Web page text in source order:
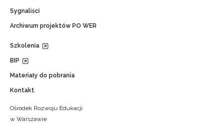
Sygnaliści
Archiwum projektów PO WER
Szkolenia
BIP
Materiały do pobrania
Kontakt
Ośrodek Rozwoju Edukacji
w Warszawie